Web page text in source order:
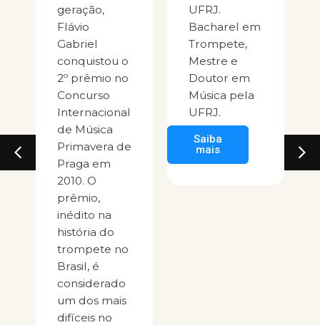
geração,
Flávio
Gabriel
conquistou o
2º prêmio no
Concurso
Internacional
de Música
Primavera de
Praga em
2010. O
prêmio,
inédito na
história do
trompete no
Brasil, é
considerado
um dos mais
difíceis no
UFRJ.
Bacharel em
Trompete,
Mestre e
Doutor em
Música pela
UFRJ.
Saiba
mais